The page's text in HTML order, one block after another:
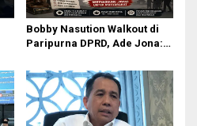
Bobby Nasution Walkout di
Paripurna DPRD, Ade Jona:
Boleh Terbuang Sia-sia